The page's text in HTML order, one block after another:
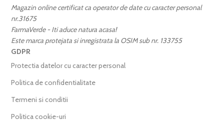
Magazin online certificat ca operator de date cu caracter personal
nr.31675
FarmaVerde - Iti aduce natura acasa!
Este marca protejata si inregistrata la OSIM sub nr. 133755
GDPR
Protectia datelor cu caracter personal
Politica de confidentialitate
Termeni si conditii
Politica cookie-uri